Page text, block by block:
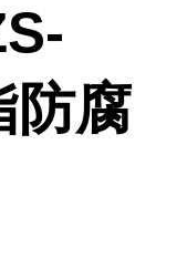
防腐